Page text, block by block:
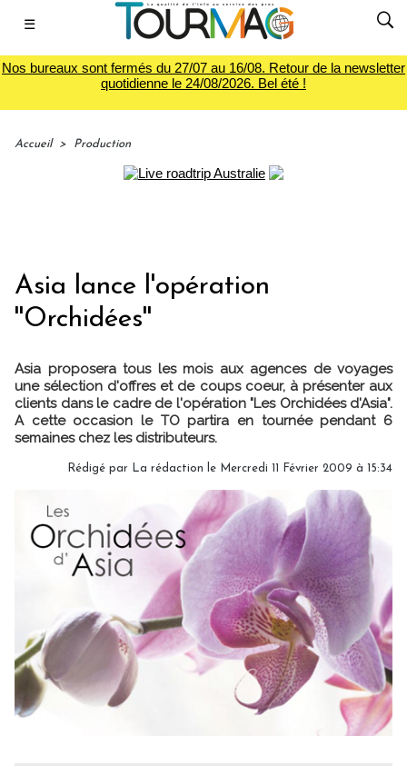
☰
Nos bureaux sont fermés du 27/07 au 16/08. Retour de la newsletter
quotidienne le 24/08/2026. Bel été !
Accueil > Production
Asia lance l'opération
''Orchidées''
Asia proposera tous les mois aux agences de voyages
une sélection d'offres et de coups coeur, à présenter aux
clients dans le cadre de l'opération "Les Orchidées d'Asia".
A cette occasion le TO partira en tournée pendant 6
semaines chez les distributeurs.
Rédigé par La rédaction le Mercredi 11 Février 2009 à 15:34